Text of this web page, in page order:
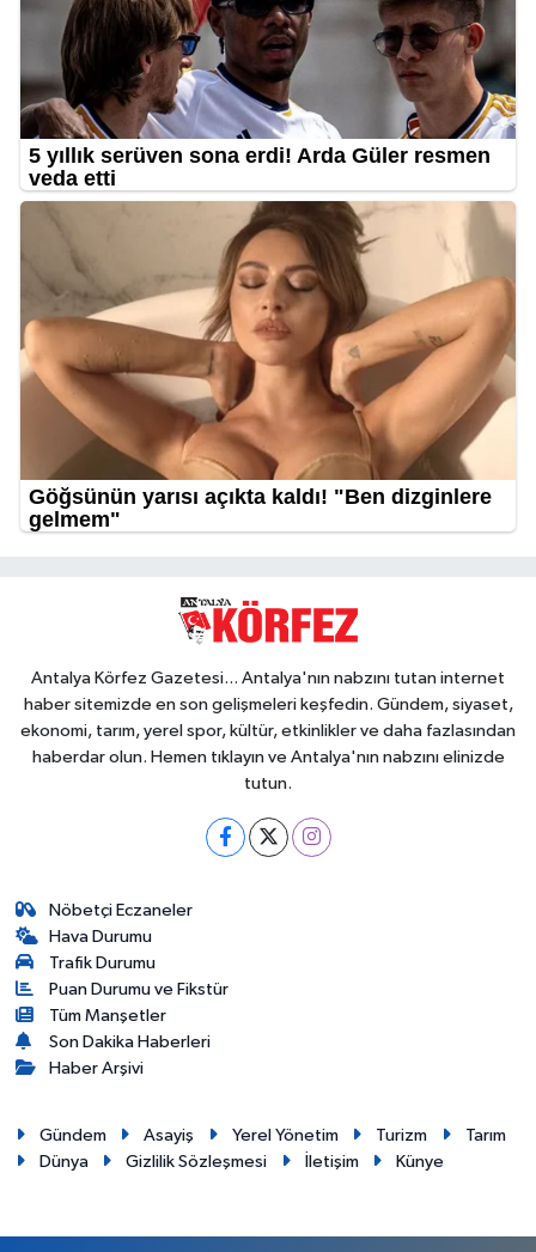
Antalya Körfez Gazetesi... Antalya'nın nabzını tutan internet
haber sitemizde en son gelişmeleri keşfedin. Gündem, siyaset,
ekonomi, tarım, yerel spor, kültür, etkinlikler ve daha fazlasından
haberdar olun. Hemen tıklayın ve Antalya'nın nabzını elinizde
tutun.
Nöbetçi Eczaneler
Hava Durumu
Trafik Durumu
Puan Durumu ve Fikstür
Tüm Manşetler
Son Dakika Haberleri
Haber Arşivi
Gündem Asayiş Yerel Yönetim Turizm
Tarım
Dünya
Gizlilik Sözleşmesi İletişim Künye